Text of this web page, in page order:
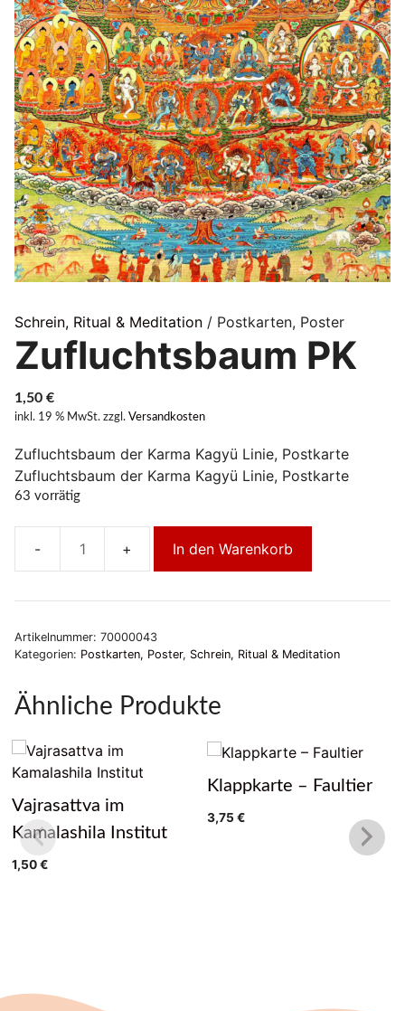
Schrein, Ritual & Meditation / Postkarten, Poster
Zufluchtsbaum PK
1,50 €
inkl. 19 % MwSt. zzgl. Versandkosten
Zufluchtsbaum der Karma Kagyü Linie, Postkarte
Zufluchtsbaum der Karma Kagyü Linie, Postkarte
63 vorrätig
Zufluchtsbaum
Menge
In den Warenkorb
Artikelnummer: 70000043
Kategorien: Postkarten, Poster, Schrein, Ritual & Meditation
Ähnliche Produkte
Vajrasattva im
Kamalashila Institut
1,50€
Klappkarte – Faultier
3,75€